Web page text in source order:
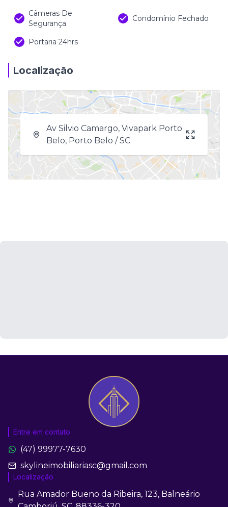
Câmeras De
Segurança
Condomínio Fechado
Portaria 24hrs
Localização
Av Silvio Camargo, Vivapark Porto
Belo, Porto Belo / SC
Entre em contato
(47) 99977-7630
skylineimobiliariasc@gmail.com
Localização
Rua Amador Bueno da Ribeira, 123, Balneário